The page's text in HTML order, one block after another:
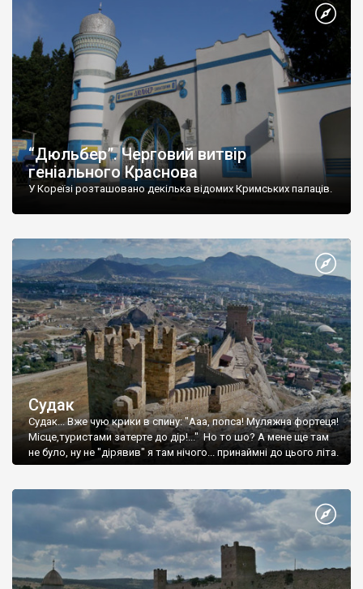
“Дюльбер”. Черговий витвір
геніального Краснова
У Кореїзі розташовано декілька відомих Кримських палаців.
Судак
Судак... Вже чую крики в спину: "Ааа, попса! Муляжна фортеця!
Місце,туристами затерте до дір!..." Но то шо? А мене ще там
не було, ну не "дірявив" я там нічого... принаймні до цього літа.